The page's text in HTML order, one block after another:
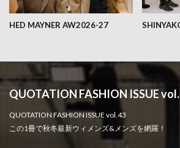
HED MAYNER AW2026-27
QUOTATION FASHION ISSUE
QUOTATION FASHION ISSUE vol.43
この1冊で秋冬最新ウィメンズ&メンズを網羅！